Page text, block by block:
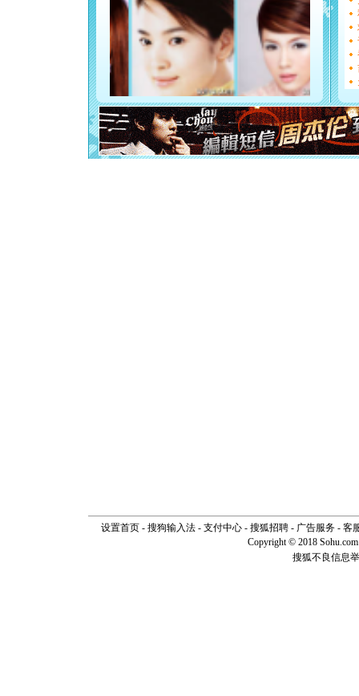
天都要快
[圣诞节]
如意,快
[元旦]
看
断电。
你是我
[元旦] 如
起；二是
离。水晶
[元旦]当
泣，这痛
卖了。水
设置首页- 搜狗输入法- 支付中心- 搜狐招聘- 广告服务- 客
Copyright © 2018
搜狐不良信息